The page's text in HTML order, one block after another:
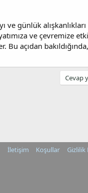
ve günlük
ve çevremize
Bu açıdan
Cevap
İletişim Koşullar Gizlilik